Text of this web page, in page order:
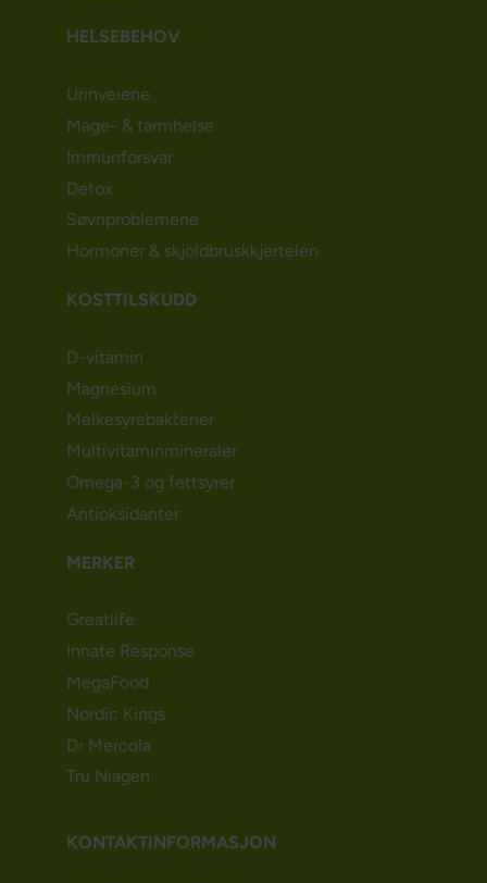
HELSEBEHOV
Urinveiene
Mage- & tarmhelse
Immunforsvar
Detox
Søvnproblemene
Hormoner & skjoldbruskkjertelen
KOSTTILSKUDD
D-vitamin
Magnesium
Melkesyrebakterier
Multivitaminmineraler
Omega-3 og fettsyrer
Antioksidanter
MERKER
Greatlife
Innate Response
MegaFood
Nordic Kings
Dr Mercola
Tru Niagen
KONTAKTINFORMASJON